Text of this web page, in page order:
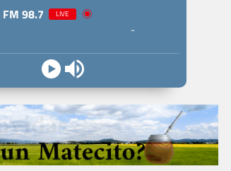
FM 98.7 LIVE